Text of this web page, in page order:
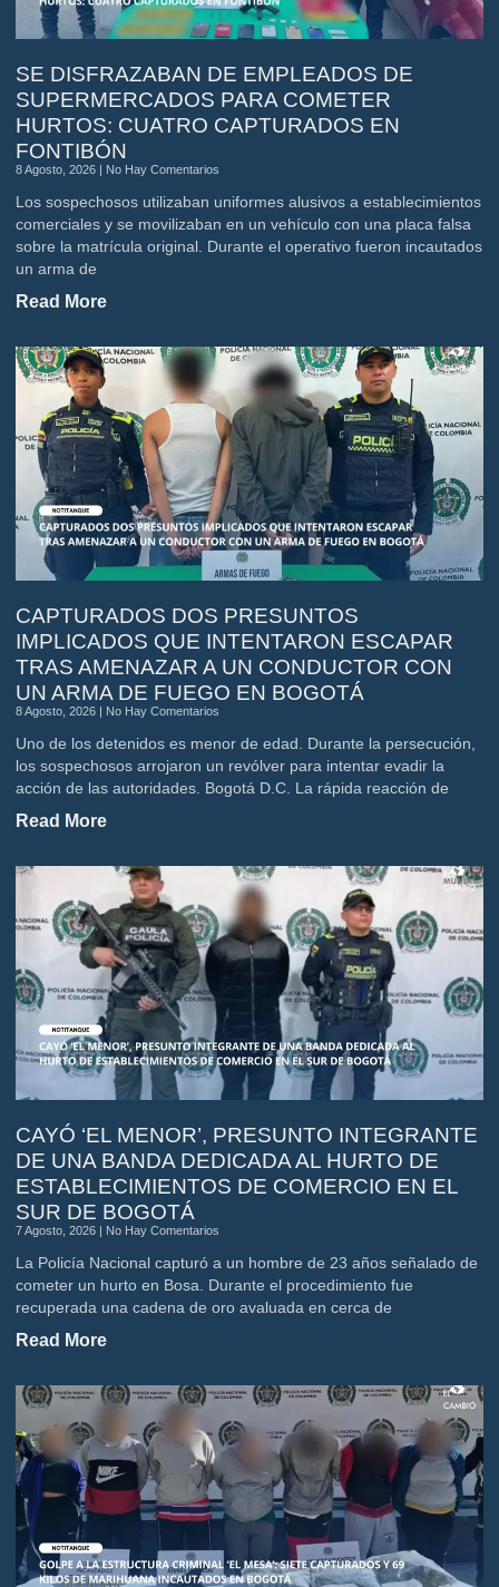
SE DISFRAZABAN DE EMPLEADOS DE
SUPERMERCADOS PARA COMETER
HURTOS: CUATRO CAPTURADOS EN
FONTIBÓN
8 Agosto, 2026 No Hay Comentarios
Los sospechosos utilizaban uniformes alusivos a establecimientos
comerciales y se movilizaban en un vehículo con una placa falsa
sobre la matrícula original. Durante el operativo fueron incautados
un arma de
Read More
CAPTURADOS DOS PRESUNTOS
IMPLICADOS QUE INTENTARON ESCAPAR
TRAS AMENAZAR A UN CONDUCTOR CON
UN ARMA DE FUEGO EN BOGOTÁ
8 Agosto, 2026 No Hay Comentarios
Uno de los detenidos es menor de edad. Durante la persecución,
los sospechosos arrojaron un revólver para intentar evadir la
acción de las autoridades. Bogotá D.C. La rápida reacción de
Read More
CAYÓ ‘EL MENOR’, PRESUNTO INTEGRANTE
DE UNA BANDA DEDICADA AL HURTO DE
ESTABLECIMIENTOS DE COMERCIO EN EL
SUR DE BOGOTÁ
7 Agosto, 2026 No Hay Comentarios
La Policía Nacional capturó a un hombre de 23 años señalado de
cometer un hurto en Bosa. Durante el procedimiento fue
recuperada una cadena de oro avaluada en cerca de
Read More